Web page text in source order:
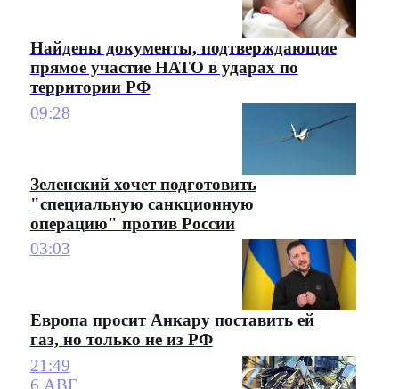
Найдены документы, подтверждающие
прямое участие НАТО в ударах по
территории РФ
09:28
Зеленский хочет подготовить
"специальную санкционную
операцию" против России
03:03
Европа просит Анкару поставить ей
газ, но только не из РФ
21:49
6 АВГ